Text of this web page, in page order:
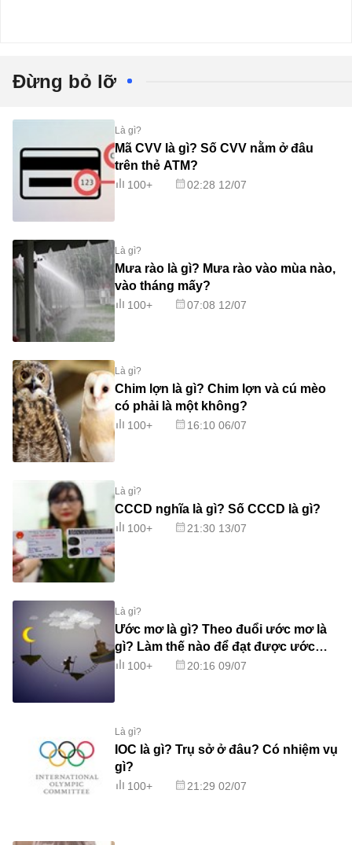
Đừng bỏ lỡ
Là gì?
Mã CVV là gì? Số CVV nằm ở đâu
trên thẻ ATM?
100+ 02:28 12/07
Là gì?
Mưa rào là gì? Mưa rào vào mùa nào,
vào tháng mấy?
100+ 07:08 12/07
Là gì?
Chim lợn là gì? Chim lợn và cú mèo
có phải là một không?
100+ 16:10 06/07
Là gì?
CCCD nghĩa là gì? Số CCCD là gì?
100+ 21:30 13/07
Là gì?
Ước mơ là gì? Theo đuổi ước mơ là
gì? Làm thế nào để đạt được ước
mơ?
100+ 20:16 09/07
Là gì?
IOC là gì? Trụ sở ở đâu? Có nhiệm vụ
gì?
100+ 21:29 02/07